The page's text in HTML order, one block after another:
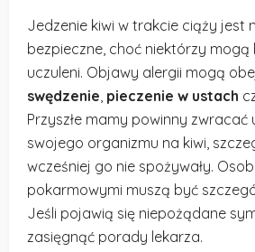
Jedzenie kiwi w trakcie ciąży jest
bezpieczne, choć niektórzy
uczuleni. Objawy alergii mogą
swędzenie pieczenie w ustach
Przyszłe mamy powinny
swojego organizmu na kiwi,
wcześniej go nie spożywały.
pokarmowymi muszą być
Jeśli pojawią się niepożądane
zasięgnąć porady lekarza.